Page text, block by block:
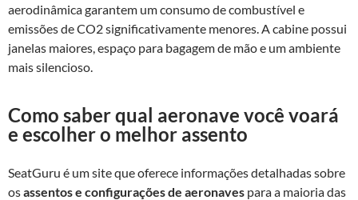
aerodinâmica garantem um consumo de combustível e
emissões de CO2 significativamente menores. A cabine possui
janelas maiores, espaço para bagagem de mão e um ambiente
mais silencioso.
Como saber qual aeronave você voará
e escolher o melhor assento
SeatGuru é um site que oferece informações detalhadas sobre
osassentos e configurações de aeronaves para a maioria das